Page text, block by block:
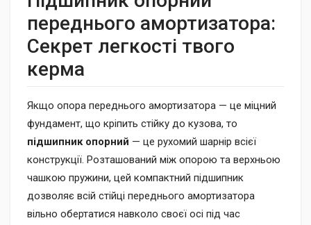
переднього амортизатора:
Секрет легкості твого
керма
Якщо опора переднього амортизатора — це міцний
фундамент, що кріпить стійку до кузова, то
підшипник опорний — це рухомий шарнір всієї
конструкції. Розташований між опорою та верхньою
чашкою пружини, цей компактний підшипник
дозволяє всій стійці переднього амортизатора
вільно обертатися навколо своєї осі під час